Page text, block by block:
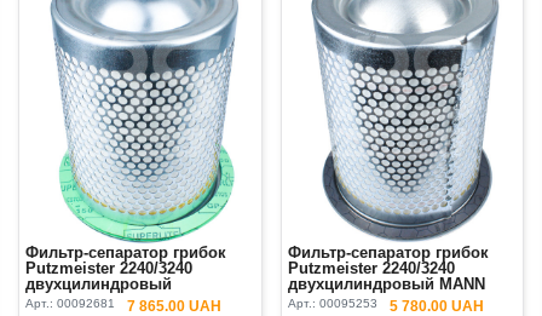
Фильтр-сепаратор грибок
Putzmeister 2240/3240
двухцилиндровый
Арт.: 00092681 7 865.00 UAH
Фильтр-сепаратор грибок
Putzmeister 2240/3240
двухцилиндровый MANN
FILTER
Арт.: 00095253 5 780.00 UAH